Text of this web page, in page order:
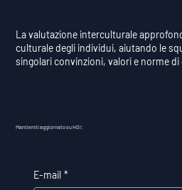
La valutazione interculturale
culturale degli individui, aiutando le
singolari convinzioni, valori e norme
Mantieniti aggiornato su HDI:
E-mail *